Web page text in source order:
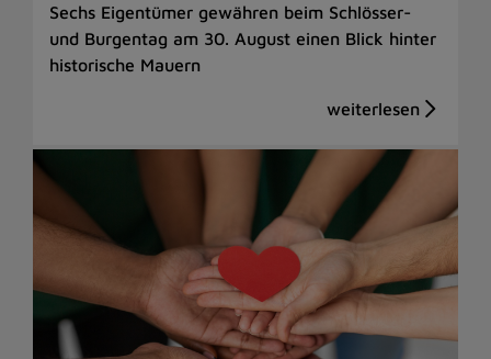
Sechs Eigentümer gewähren beim Schlösser-
und Burgentag am 30. August einen Blick hinter
historische Mauern